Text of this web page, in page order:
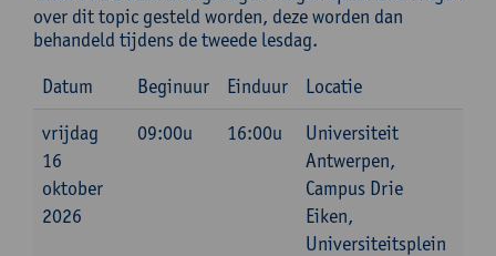
over dit topic gesteld worden, deze worden dan
behandeld tijdens de tweede lesdag.
Datum
Beginuur Einduur
Locatie
vrijdag
16
oktober
2026
09:00u 16:00u
Universiteit
Antwerpen,
Campus Drie
Eiken,
Universiteitsplein